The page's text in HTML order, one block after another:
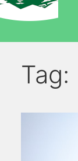
Tag: